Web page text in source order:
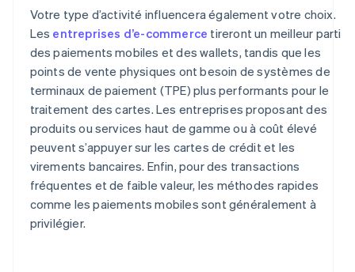
Votre type d’activité influencera également votre choix.
Les entreprises d’e-commerce tireront un meilleur parti
des paiements mobiles et des wallets, tandis que les
points de vente physiques ont besoin de systèmes de
terminaux de paiement (TPE) plus performants pour le
traitement des cartes. Les entreprises proposant des
produits ou services haut de gamme ou à coût élevé
peuvent s’appuyer sur les cartes de crédit et les
virements bancaires. Enfin, pour des transactions
fréquentes et de faible valeur, les méthodes rapides
comme les paiements mobiles sont généralement à
privilégier.